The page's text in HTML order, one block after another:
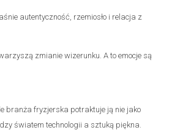
autentyczność, rzemiosło i relacja z
zmianie wizerunku. A to emocje są
branża fryzjerska potraktuje ją nie jako
światem technologii a sztuką piękna.